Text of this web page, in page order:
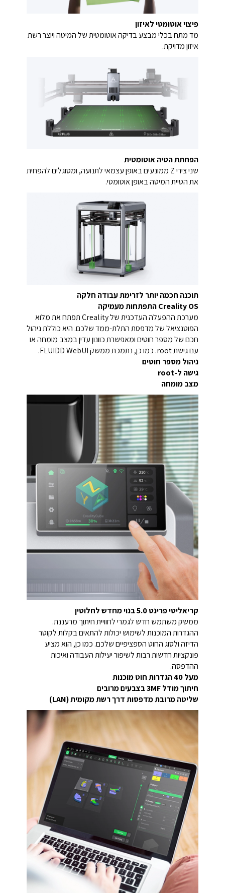
פיצוי אוטומטי לאיזון
מד מתח בכלי מבצע בדיקה אוטומטית של המיטה ויוצר רשת
איזון מדויקת.
הפחתת הטיה אוטומטית
שני צירי Z ממונעים באופן עצמאי לתנועה, ומסוגלים להפחית
את הטיית המיטה באופן אוטומטי.
תוכנה חכמה יותר לזרימת עבודה חלקה
Creality OS התפתחות מעמיקה
מערכת ההפעלה העדכנית של Creality תפתח את מלוא
הפוטנציאל של מדפסת התלת-ממד שלכם. היא כוללת ניהול
חכם של מספר חוטים ומאפשרת כוונון עדין במצב מומחה או
עם גישת root. כמו כן, נתמכת ממשק FLUIDD WebUI.
ניהול מספר חוטים
גישה ל-root
מצב מומחה
קריאליטי פרינט 5.0 בנוי מחדש לחלוטין
ממשק משתמש חדש לגמרי לחוויית חיתוך מרעננת.
ההגדרות המוכנות לשימוש יכולות להתאים בקלות לקוטר
הדיזה ולסוג החוט הספציפיים שלכם. כמו כן, הוא מציע
פונקציות חדשות רבות לשיפור יעילות העבודה ואיכות
ההדפסה.
מעל 40 הגדרות חוט מוכנות
חיתוך מודל 3MF בצבעים מרובים
שליטה מרובת מדפסות דרך רשת מקומית (LAN)